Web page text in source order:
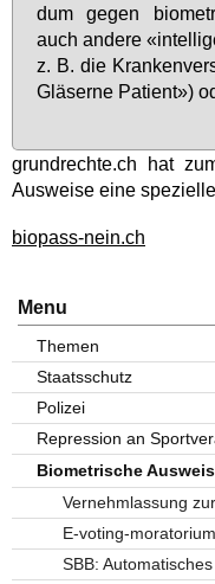
dum ge­gen
auch an­de­re
z. B. die
Glä­ser­ne Pa­ti­ent»)
grund­rech­te.ch hat
Aus­wei­se ei­ne
bio­pass-nein.ch
Menu
Themen
Staatsschutz
Polizei
Repression an
Biometrische
Vernehmlassung
E-voting-
SBB: